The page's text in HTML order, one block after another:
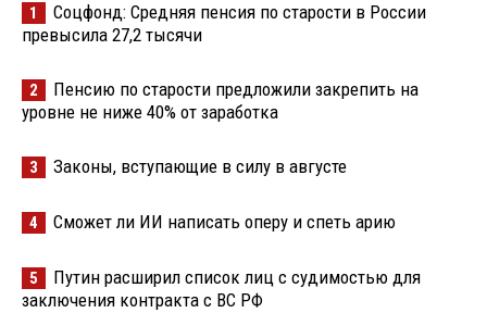
1
Соцфонд: Средняя пенсия по старости в России
превысила 27,2 тысячи
2
Пенсию по старости предложили закрепить на
уровне не ниже 40% от заработка
3 Законы, вступающие в силу в августе
4 Сможет ли ИИ написать оперу и спеть арию
5
Путин расширил список лиц с судимостью для
заключения контракта с ВС РФ